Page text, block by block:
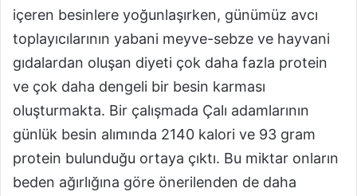
içeren besinlere yoğunlaşırken, günümüz avcı
toplayıcılarının yabani meyve-sebze ve hayvani
gıdalardan oluşan diyeti çok daha fazla protein
ve çok daha dengeli bir besin karması
oluşturmakta. Bir çalışmada Çalı adamlarının
günlük besin alımında 2140 kalori ve 93 gram
protein bulunduğu ortaya çıktı. Bu miktar onların
beden ağırlığına göre önerilenden de daha